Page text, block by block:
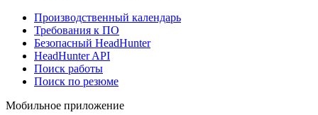
Производственный календарь
Требования к ПО
Безопасный HeadHunter
HeadHunter API
Поиск работы
Поиск по резюме
Мобильное приложение